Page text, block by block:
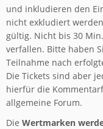
und inkludieren den
nicht exkludiert
gültig. Nicht bis 30
verfallen. Bitte haben
Teilnahme nach
Die Tickets sind aber
hierfür die
allgemeine Forum.
Die Wertmarken